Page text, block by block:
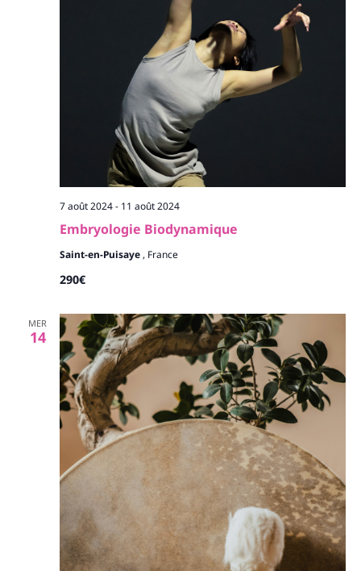
Embryologie Biodynamique
7 août 2024- 11 août 2024
Saint-en-Puisaye , France
290€
MER
14